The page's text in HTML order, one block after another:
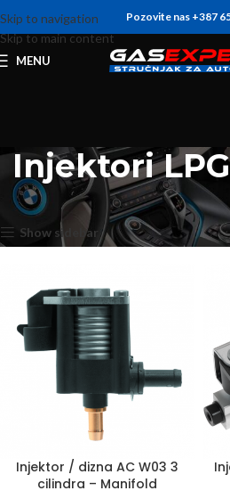
Skip to navigation
Skip to main content
Pozovite nas +387
MENU
Injektori LPG
Početna Injektori LPG Injektori LPG AC
Show sidebar
Injektor / dizna AC W03 3
cilindra – Manifold